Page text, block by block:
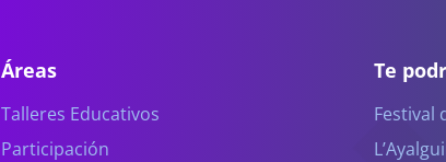
Áreas
Talleres Educativos
Participación
Te
Festival